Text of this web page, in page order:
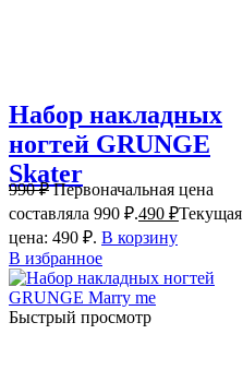
Набор накладных
ногтей GRUNGE
Skater
990₽ Первоначальная цена
составляла 990 ₽.490 ₽Текущая
цена: 490 ₽. В корзину
В избранное
Быстрый просмотр